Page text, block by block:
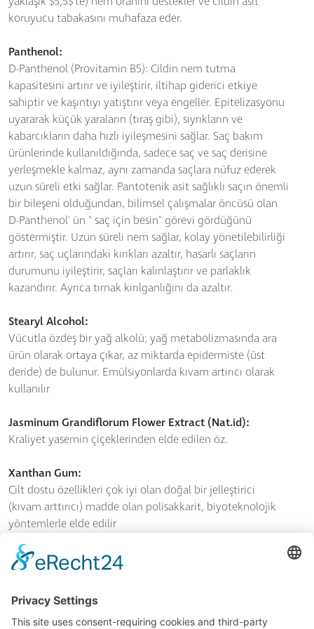
koruyucu tabakasını muhafaza eder.
Panthenol:
D-Panthenol (Provitamin B5): Cildin nem tutma
kapasitesini artırır ve iyileştirir, iltihap giderici etkiye
sahiptir ve kaşıntıyı yatıştırır veya engeller. Epitelizasyonu
uyararak küçük yaraların (tıraş gibi), sıyrıkların ve
kabarcıkların daha hızlı iyileşmesini sağlar. Saç bakım
ürünlerinde kullanıldığında, sadece saç ve saç derisine
yerleşmekle kalmaz, aynı zamanda saçlara nüfuz ederek
uzun süreli etki sağlar. Pantotenik asit sağlıklı saçın önemli
bir bileşeni olduğundan, bilimsel çalışmalar öncüsü olan
D-Panthenol' ün " saç için besin" görevi gördüğünü
göstermiştir. Uzun süreli nem sağlar, kolay yönetilebilirliği
artırır, saç uçlarındaki kırıkları azaltır, hasarlı saçların
durumunu iyileştirir, saçları kalınlaştırır ve parlaklık
kazandırır. Ayrıca tırnak kırılganlığını da azaltır.
Stearyl Alcohol:
Vücutla özdeş bir yağ alkolü; yağ metabolizmasında ara
ürün olarak ortaya çıkar, az miktarda epidermiste (üst
deride) de bulunur. Emülsiyonlarda kıvam artırıcı olarak
kullanılır
Jasminum Grandiflorum Flower Extract (Nat.id):
Kraliyet yasemin çiçeklerinden elde edilen öz.
Xanthan Gum:
Cilt dostu özellikleri çok iyi olan doğal bir jelleştirici
(kıvam arttırıcı) madde olan polisakkarit, biyoteknolojik
yöntemlerle elde edilir
Sodium Hydroxide:
Sodyum hidroksit. Kozmetik ürünlerin pH değerini
hidroksit iyonları vücutla özdeştir